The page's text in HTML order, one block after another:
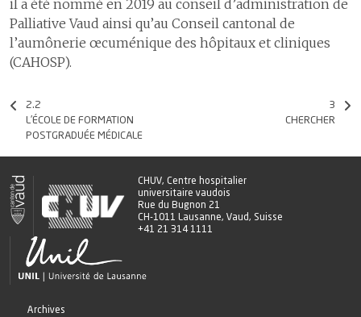
il a été nommé en 2019 au conseil d’administration de
Palliative Vaud ainsi qu’au Conseil cantonal de
l’aumônerie œcuménique des hôpitaux et cliniques
(CAHOSP).
2.2
L’ÉCOLE DE FORMATION
POSTGRADUÉE MÉDICALE
3
CHERCHER
CHUV, Centre hospitalier
universitaire vaudois
Rue du Bugnon 21
CH-1011 Lausanne, Vaud, Suisse
+41 21 314 1111
Archives